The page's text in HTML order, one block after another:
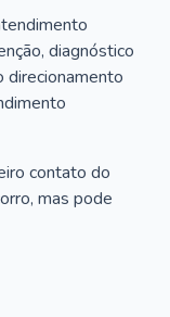
diagnóstico
direcionamento
contato do
mas pode